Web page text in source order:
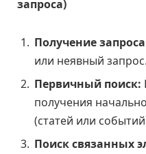
запроса)
Получение
или неявный запрос.
Первичный поиск:
получения
(статей или
Поиск связанных